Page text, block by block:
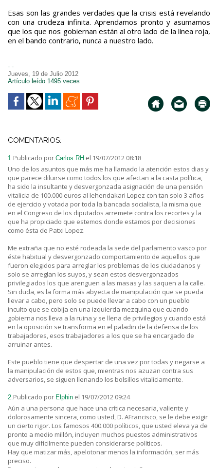
Esas son las grandes verdades que la crisis está revelando
con una crudeza infinita. Aprendamos pronto y asumamos
que los que nos gobiernan están al otro lado de la línea roja,
en el bando contrario, nunca a nuestro lado.
- -
Jueves, 19 de Julio 2012
Artículo leído 1495 veces
COMENTARIOS:
1.Publicado por Carlos RH el 19/07/2012 08:18
Uno de los asuntos que más me ha llamado la atención estos dias y
que parece diluirse como todos los que afectan a la casta política,
ha sido la insultante y desvergonzada asignación de una pensión
vitalicia de 100.000 euros al lehendakari Lopez con tan solo 3 años
de ejercicio y votada por toda la bancada socialista, la misma que
en el Congreso de los diputados arremete contra los recortes y la
que ha propiciado que estemos donde estamos por decisiones
como ésta de Patxi Lopez.
Me extraña que no esté rodeada la sede del parlamento vasco por
éste habitual y desvergonzado comportamiento de aquellos que
fueron elegidos para arreglar los problemas de los ciudadanos y
solo se arreglan los suyos, y sean estos desvergonzados
privilegiados los que arenguen a las masas y las saquen a la calle.
Sin duda, es la forma más abyecta de manipulación que se pueda
llevar a cabo, pero solo se puede llevar a cabo con un pueblo
inculto que se cobija en una izquierda mezquina que cuando
gobierna nos lleva a la ruina y se llena de privilegios y cuando está
en la oposición se transforma en el paladin de la defensa de los
trabajadores, esos trabajadores a los que se ha encargado de
arruinar antes.
Este pueblo tiene que despertar de una vez por todas y negarse a
la manipulación de estos que, mientras nos azuzan contra sus
adversarios, se siguen llenando los bolsillos vitaliciamente.
2.Publicado por Elphin el 19/07/2012 09:24
Aún a una persona que hace una crítica necesaria, valiente y
dolorosamente sincera, como usted, D. AFrancisco, se le debe exigir
un cierto rigor. Los famosos 400.000 políticos, que usted eleva ya de
pronto a medio millón, incluyen muchos puestos administrativos
que muy difícilmente pueden considerarse políticos.
Hay que matizar más, apelotonar menos la información, ser más
preciso.